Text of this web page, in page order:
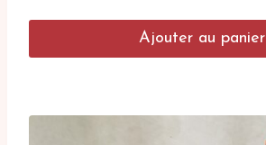
Ajouter au panier